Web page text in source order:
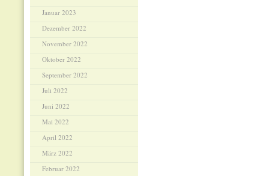
Januar 2023
Dezember 2022
November 2022
Oktober 2022
September 2022
Juli 2022
Juni 2022
Mai 2022
April 2022
März 2022
Februar 2022